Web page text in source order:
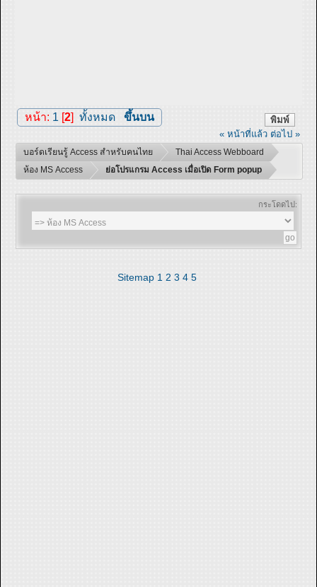
พิมพ์
หน้า: 1 [2] ทั้งหมด ขึ้นบน
« หน้าที่แล้ว ต่อไป »
บอร์ดเรียนรู้ Access สำหรับคนไทย
Thai Access Webboard
ห้อง MS Access
ย่อโปรแกรม Access เมื่อเปิด Form popup
กระโดดไป:
Sitemap 1 2 3 4 5